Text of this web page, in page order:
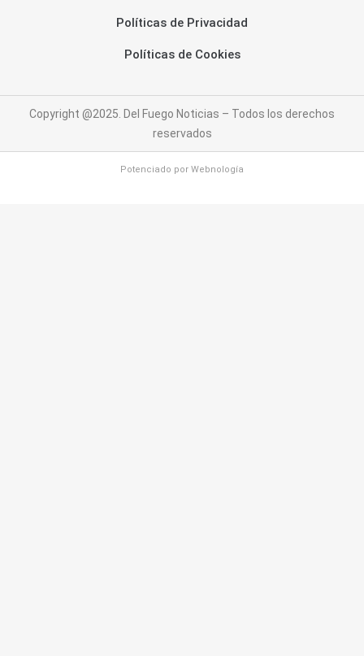
Políticas de Privacidad
Políticas de Cookies
Copyright @2025. Del Fuego Noticias – Todos los derechos
reservados
Potenciado por Webnología